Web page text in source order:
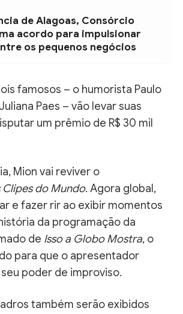
de Alagoas, Consórcio
acordo para impulsionar
os pequenos negócios
famosos – o humorista Paulo
Paes – vão levar suas
um prêmio de R$ 30 mil
Mion vai reviver o
Clipes do Mundo. Agora global,
e fazer rir ao exibir momentos
da programação da
de Isso a Globo Mostra, o
para que o apresentador
poder de improviso.
também serão exibidos